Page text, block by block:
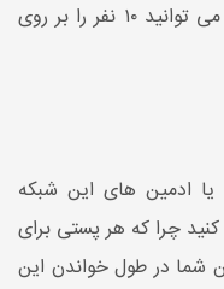
شما ارتباط داشته باشد. شما حداکثر می توانید ۱۰ نفر را بر روی
یا ادمین های این شبکه
چرا که هر پستی برای
شما در طول خواندن این